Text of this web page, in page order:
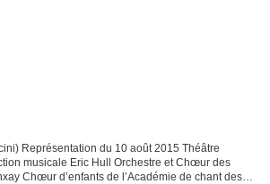
Représentation du 10 août 2015 Théâtre
musicale Eric Hull Orchestre et Chœur des
Chœur d’enfants de l’Académie de chant des